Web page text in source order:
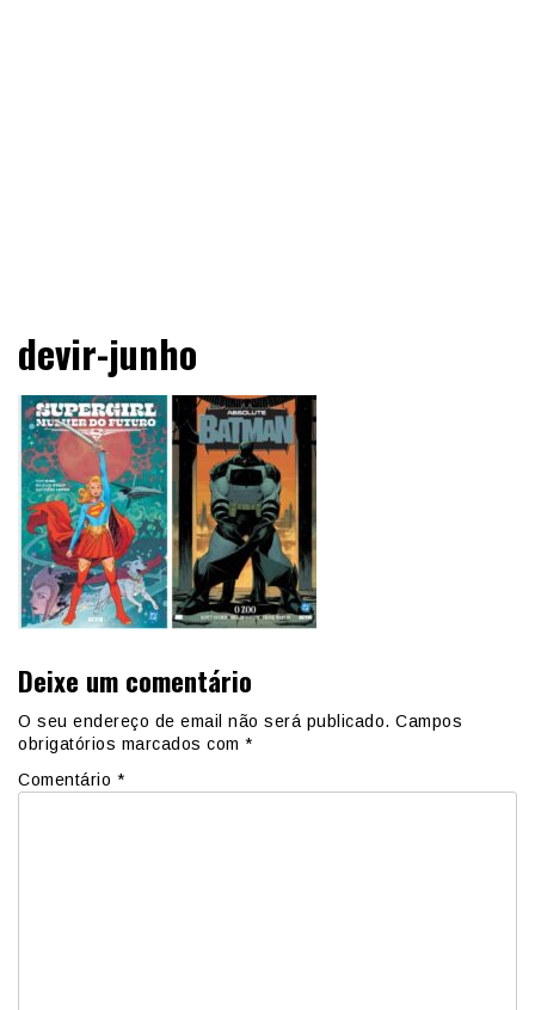
Central Comics
devir-junho
Deixe um comentário
O seu endereço de email não será publicado. Campos
obrigatórios marcados com *
Comentário *